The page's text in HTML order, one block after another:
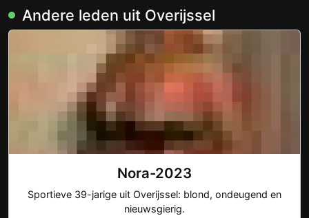
Andere leden uit Overijssel
Nora-2023
Sportieve 39-jarige uit Overijssel: blond, ondeugend en
nieuwsgierig.